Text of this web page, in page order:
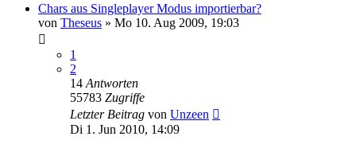
Chars aus Singleplayer Modus importierbar?
von Theseus » Mo 10. Aug 2009, 19:03
1
2
14 Antworten
55783 Zugriffe
Letzter Beitrag von Unzeen
Di 1. Jun 2010, 14:09